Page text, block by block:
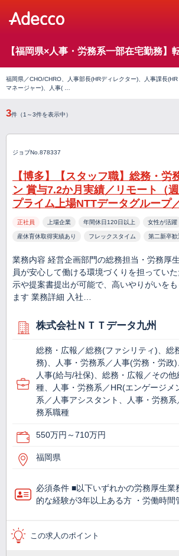
【福岡県×人事・労務系一部在宅勤務】
福岡県／CHO/CHRO、人事部長(HRディレクター)、人事課長(HR
マネージャー)、人事( …
3件（1～3件を表示中）
ジョブNo.878337
【博多】【スタッフ職】総務・労
ン 賞与7.2か月実績／リモート（
プライム上場NTTデータグループ
正社員 上場企業 年間休日120日以上 女性が活躍
産休育休取得実績あり フレックスタイム 第二新卒歓
業務内容 経営企画部門の総務担当・労務厚
員が安心して働ける環境づくりを担ってい
示や提案書提出が可能で、高いやりがいを
ます 業務詳細 入社…
株式会社ＮＴＴデータ九州
総務・広報／総務(ファシリティ)、総
務)、人事・労務系／人事(労務・労政
人事(給与/社保)、総務・広報／その
種、人事・労務系／HR(エンゲージメ
系／人事アシスタント、人事・労務
務系職種
550万円～710万円
福岡県
必須条件 ■以下いずれかの労務厚生業
的な経験が3年以上ある方 ・労働時
この求人のポイント